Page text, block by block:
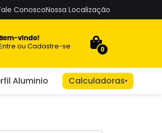
ConoscoNossa Localização
Bem-vindo!
ouCadastre-se 0
Aluminio Calculadoras▾